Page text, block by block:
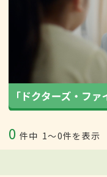
0 件中 1〜0件を表示